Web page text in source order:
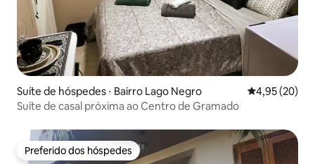
Suíte de hóspedes ⋅ Bairro Lago Negro 4,95 de uma
4,95 (20)
Suíte de casal próxima ao Centro de Gramado
Preferido dos hóspedes
Preferido dos hóspedes